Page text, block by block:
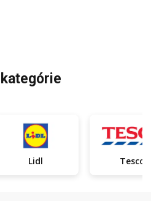
Lidl Tesco